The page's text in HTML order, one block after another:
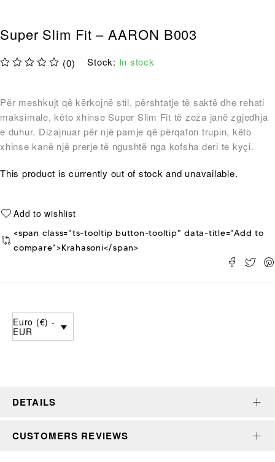
Super Slim Fit – AARON B003
(0) Stock: In stock
Për meshkujt që kërkojnë stil, përshtatje të saktë dhe rehati
maksimale, këto xhinse Super Slim Fit të zeza janë zgjedhja
e duhur. Dizajnuar për një pamje që përqafon trupin, këto
xhinse kanë një prerje të ngushtë nga kofsha deri te kyçi.
This product is currently out of stock and unavailable.
<span class="ts-tooltip button-tooltip" data-title="Add to
compare">Krahasoni</span>
Euro (€) -
EUR
DETAILS
CUSTOMERS REVIEWS